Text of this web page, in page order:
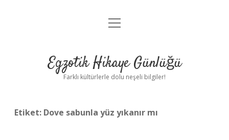
Anasayfa
Yasal Uyarı
menüyü
Egzotik Hikaye Günlüğü
Farklı kültürlerle dolu neşeli bilgiler!
Etiket: Dove sabunla yüz yıkanır mı